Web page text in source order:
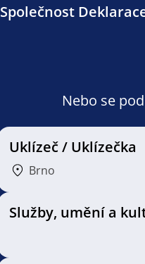
Společnost
Nebo se
Uklízeč / Uklízečka
Brno
Služby, umění a